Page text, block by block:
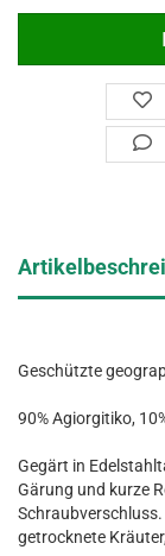
Geschützte
90% Agiorgitiko,
Gegärt in
Gärung und kurze
getrocknete